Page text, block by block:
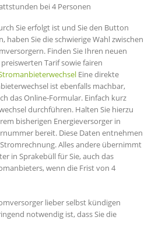
bei 4 Personen
Sie erfolgt ist und Sie den Button
haben Sie die schwierige Wahl zwischen
Finden Sie Ihren neuen
Tarif sowie fairen
Eine direkte
ist ebenfalls machbar,
das Online-Formular. Einfach kurz
durchführen. Halten Sie hierzu
bisherigen Energieversorger in
bereit. Diese Daten entnehmen
Alles andere übernimmt
in Sprakebüll für Sie, auch das
wenn die Frist von 4
lieber selbst kündigen
notwendig ist, dass Sie die